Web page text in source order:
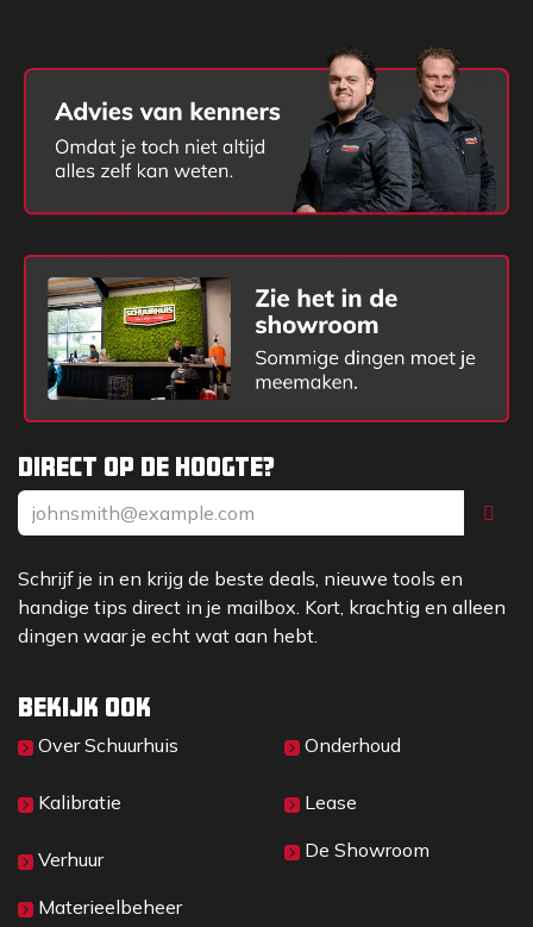
Direct op de hoogte?
Schrijf je in en krijg de beste deals, nieuwe tools en
handige tips direct in je mailbox. Kort, krachtig en alleen
dingen waar je echt wat aan hebt.
Bekijk ook
Over Sc​huurhuis
Kalibratie
Verhuur
Materieelbeheer
Onderhoud
Lease
De Showroom